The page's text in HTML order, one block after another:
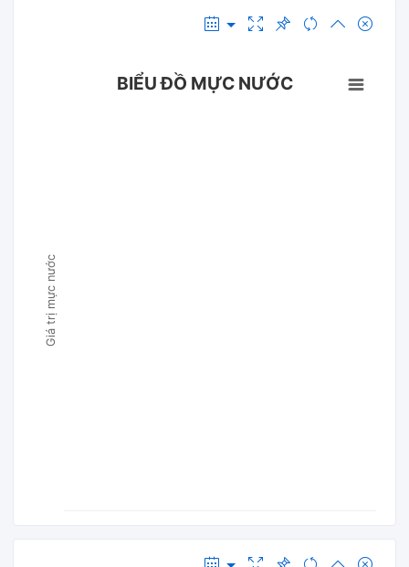
Giá trị mực nước
BIỂU ĐỒ MỰC NƯỚC